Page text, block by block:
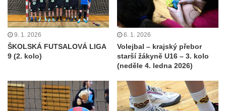
9. 1. 2026
ŠKOLSKÁ FUTSALOVÁ LIGA
9 (2. kolo)
6. 1. 2026
Volejbal – krajský přebor
starší žákyně U16 – 3. kolo
(neděle 4. ledna 2026)